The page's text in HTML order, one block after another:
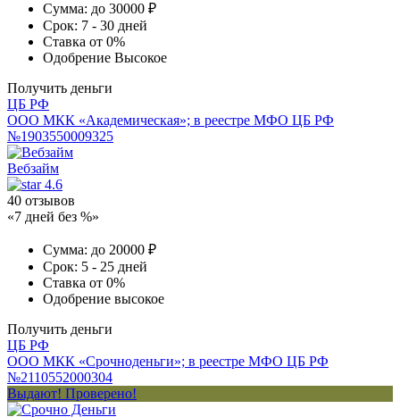
Сумма: до 30000 ₽
Срок: 7 - 30 дней
Ставка от 0%
Одобрение Высокое
Получить деньги
ЦБ РФ
ООО МКК «Академическая»; в реестре МФО ЦБ РФ
№1903550009325
Вебзайм
4.6
40 отзывов
«7 дней без %»
Сумма: до 20000 ₽
Срок: 5 - 25 дней
Ставка от 0%
Одобрение высокое
Получить деньги
ЦБ РФ
ООО МКК «Срочноденьги»; в реестре МФО ЦБ РФ
№2110552000304
Выдают! Проверено!